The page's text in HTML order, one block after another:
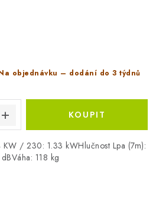
objednávku – dodání do 3 týdnů
/ 230: 1.33 kWHlučnost Lpa (7m):
118 kg